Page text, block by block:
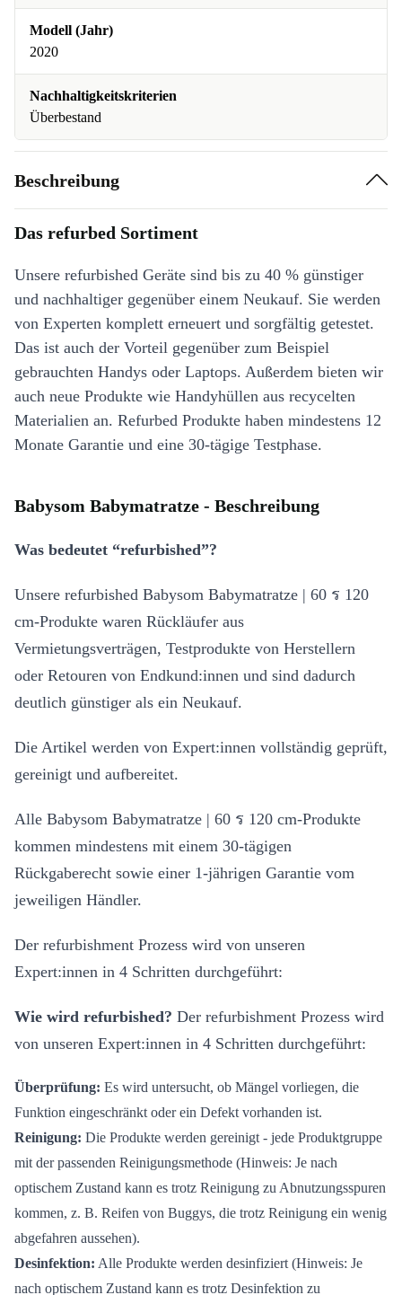
Modell (Jahr)
2020
Nachhaltigkeitskriterien
Überbestand
Beschreibung
Das refurbed Sortiment
Unsere refurbished Geräte sind bis zu 40 % günstiger
und nachhaltiger gegenüber einem Neukauf. Sie werden
von Experten komplett erneuert und sorgfältig getestet.
Das ist auch der Vorteil gegenüber zum Beispiel
gebrauchten Handys oder Laptops. Außerdem bieten wir
auch neue Produkte wie Handyhüllen aus recycelten
Materialien an. Refurbed Produkte haben mindestens 12
Monate Garantie und eine 30-tägige Testphase.
Babysom Babymatratze - Beschreibung
Was bedeutet “refurbished”?
Unsere refurbished Babysom Babymatratze | 60 ร 120
cm-Produkte waren Rückläufer aus
Vermietungsverträgen, Testprodukte von Herstellern
oder Retouren von Endkund:innen und sind dadurch
deutlich günstiger als ein Neukauf.
Die Artikel werden von Expert:innen vollständig geprüft,
gereinigt und aufbereitet.
Alle Babysom Babymatratze | 60 ร 120 cm-Produkte
kommen mindestens mit einem 30-tägigen
Rückgaberecht sowie einer 1-jährigen Garantie vom
jeweiligen Händler.
Der refurbishment Prozess wird von unseren
Expert:innen in 4 Schritten durchgeführt:
Wie wird refurbished? Der refurbishment Prozess wird
von unseren Expert:innen in 4 Schritten durchgeführt:
Überprüfung: Es wird untersucht, ob Mängel vorliegen, die
Funktion eingeschränkt oder ein Defekt vorhanden ist.
Reinigung: Die Produkte werden gereinigt - jede Produktgruppe
mit der passenden Reinigungsmethode (Hinweis: Je nach
optischem Zustand kann es trotz Reinigung zu Abnutzungsspuren
kommen, z. B. Reifen von Buggys, die trotz Reinigung ein wenig
abgefahren aussehen).
Desinfektion: Alle Produkte werden desinfiziert (Hinweis: Je
nach optischem Zustand kann es trotz Desinfektion zu